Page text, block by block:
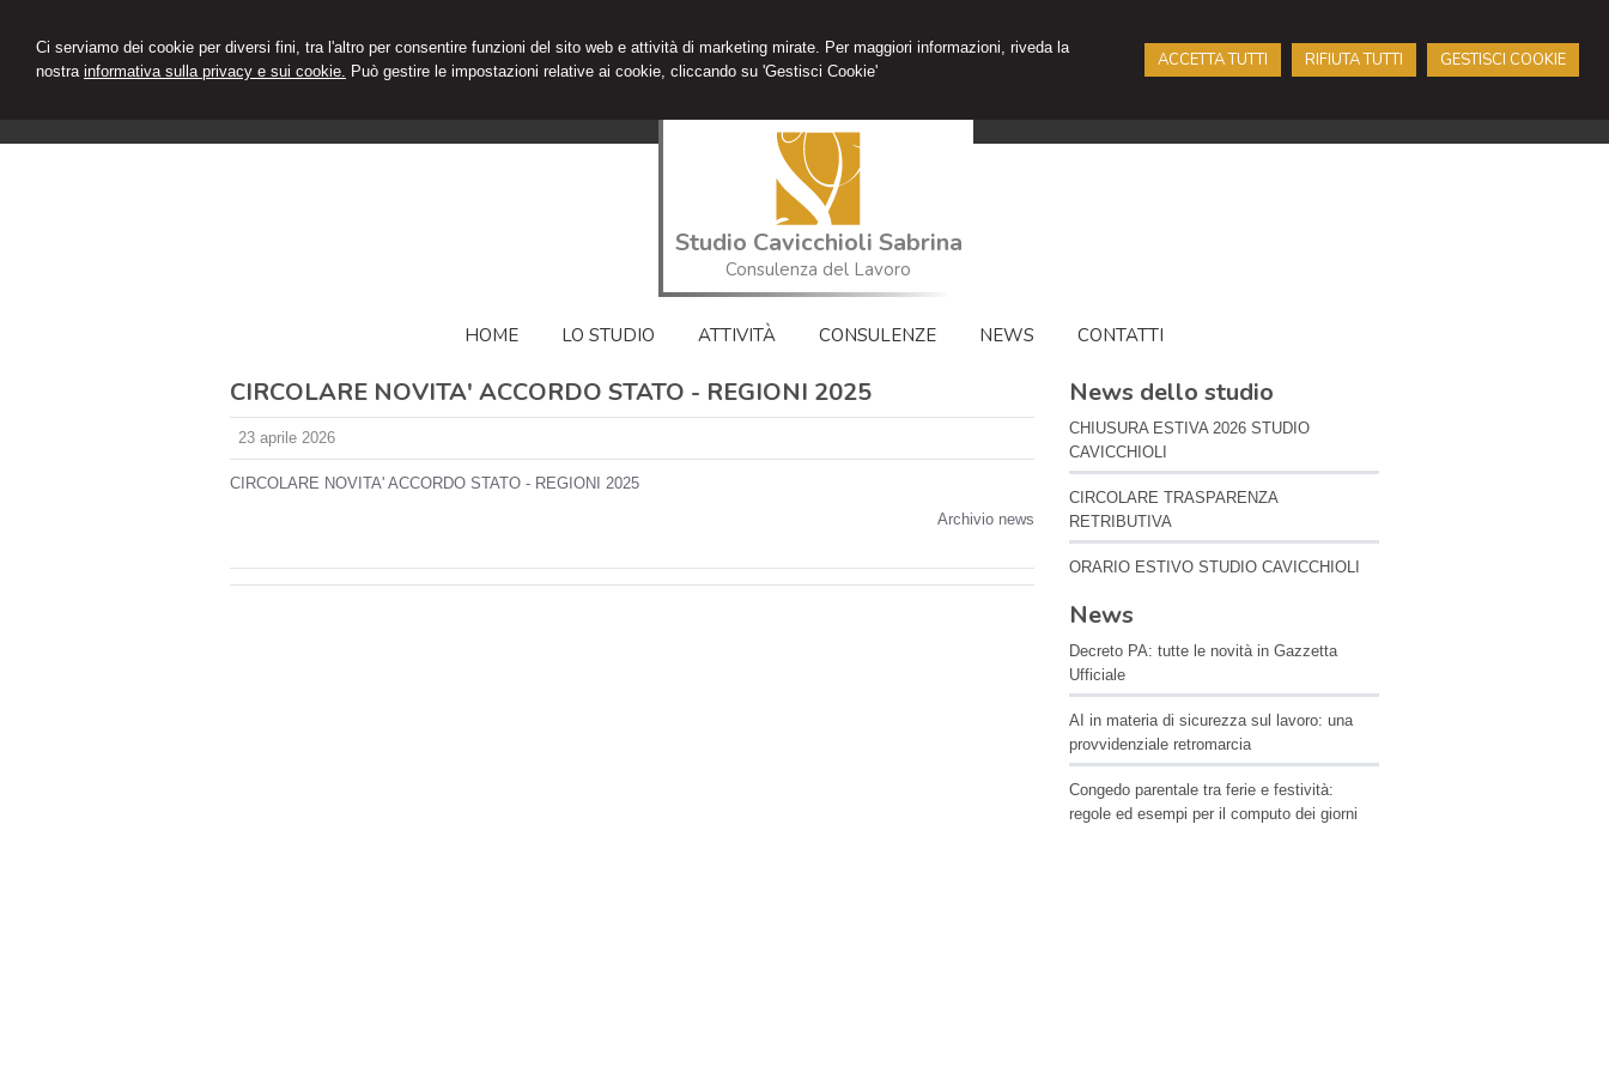
Ci serviamo dei cookie per diversi fini, tra l'altro per consentire funzioni del sito web e attività di marketing mirate. Per maggiori informazioni, riveda la
nostra informativa sulla privacy e sui cookie. Può gestire le impostazioni relative ai cookie, cliccando su 'Gestisci Cookie'
ACCETTA TUTTI RIFIUTA TUTTI GESTISCI COOKIE
Studio Cavicchioli Sabrina
Consulenza del Lavoro
HOME LO STUDIO ATTIVITÀ CONSULENZE NEWS CONTATTI
CIRCOLARE NOVITA' ACCORDO STATO - REGIONI 2025
23 aprile 2026
CIRCOLARE NOVITA' ACCORDO STATO - REGIONI 2025
Archivio news
News dello studio
CHIUSURA ESTIVA 2026 STUDIO
CAVICCHIOLI
CIRCOLARE TRASPARENZA
RETRIBUTIVA
ORARIO ESTIVO STUDIO CAVICCHIOLI
News
Decreto PA: tutte le novità in Gazzetta
Ufficiale
AI in materia di sicurezza sul lavoro: una
provvidenziale retromarcia
Congedo parentale tra ferie e festività:
regole ed esempi per il computo dei giorni